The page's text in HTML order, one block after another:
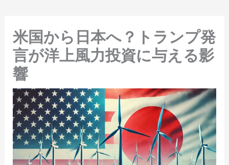
米国から日本へ？トランプ発
言が洋上風力投資に与える影
響